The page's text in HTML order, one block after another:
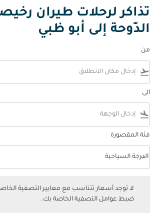
تذاكر لرحلات طيران
الدّوحة إلى أبو ظبي
من
flight_takeoff
الى
flight_land
فئة المقصورة
فئة المقصورة option الدرجة السياحية Selected
الدرجة السياحية
keyboard_arrow_down
لا توجد أسعار تتناسب مع معايير التصفية
ضبط عوامل التصفية الخاصة بك.